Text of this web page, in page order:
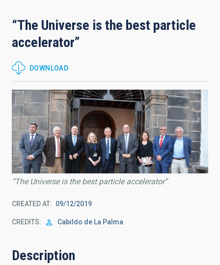
“The Universe is the best particle
accelerator”
DOWNLOAD
“The Universe is the best particle accelerator”
CREATED AT 09/12/2019
CREDITS Cabildo de La Palma
Description